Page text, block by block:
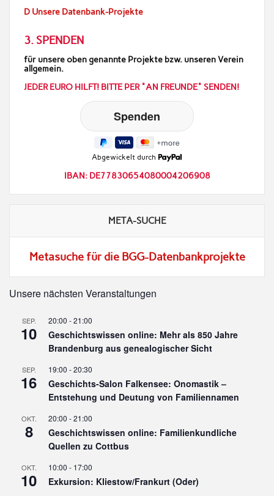
D Unsere Datenbank-Projekte
3. SPENDEN
für unsere oben genannte Projekte bzw. unseren Verein
allgemein.
JEDER EURO HILFT! BITTE PER "AN FREUNDE" SENDEN!
Abgewickelt durch
IBAN: DE77830654080004206908
META-SUCHE
Metasuche für die BGG-Datenbankprojekte
Unsere nächsten Veranstaltungen
SEP.
10
20:00 -21:00
Geschichtswissen online: Mehr als 850 Jahre
Brandenburg aus genealogischer Sicht
SEP.
16
19:00 -20:30
Geschichts-Salon Falkensee: Onomastik –
Entstehung und Deutung von Familiennamen
OKT.
8
20:00 -21:00
Geschichtswissen online: Familienkundliche
Quellen zu Cottbus
OKT.
10
10:00 - 17:00
Exkursion: Kliestow/Frankurt (Oder)